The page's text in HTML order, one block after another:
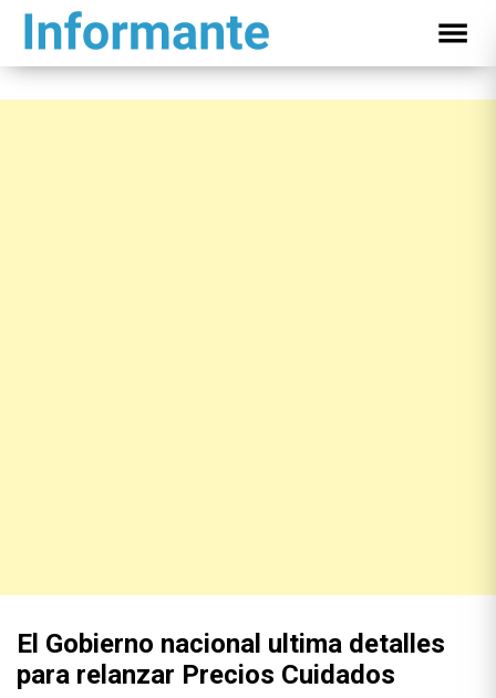
El Gobierno nacional ultima detalles
para relanzar Precios Cuidados